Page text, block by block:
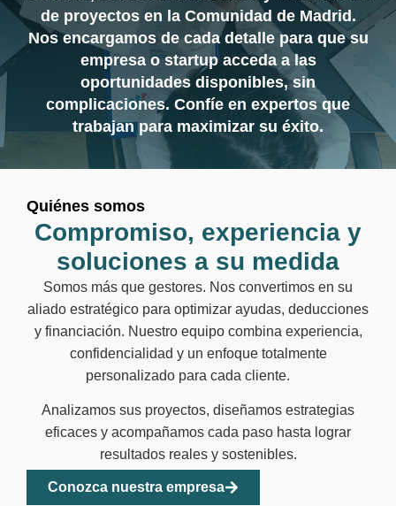
de proyectos en la Comunidad de Madrid.
Nos encargamos de cada detalle para que su
empresa o startup acceda a las
oportunidades disponibles, sin
complicaciones. Confíe en expertos que
trabajan para maximizar su éxito.
Quiénes somos
Compromiso, experiencia y
soluciones a su medida
Somos más que gestores. Nos convertimos en su
aliado estratégico para optimizar ayudas, deducciones
y financiación. Nuestro equipo combina experiencia,
confidencialidad y un enfoque totalmente
personalizado para cada cliente.
Analizamos sus proyectos, diseñamos estrategias
eficaces y acompañamos cada paso hasta lograr
resultados reales y sostenibles.
Conozca nuestra empresa